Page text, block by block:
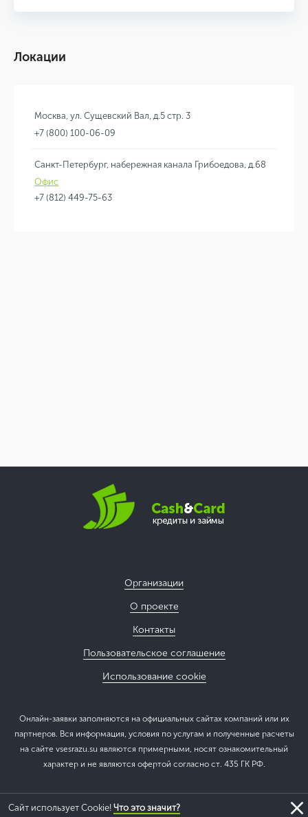
Локации
Москва, ул. Сущевский Вал, д.5 стр. 3
+7 (800) 100-06-09
Санкт-Петербург, набережная канала Грибоедова, д.68
Офис
+7 (812) 449-75-63
Организации
О проекте
Контакты
Пользовательское соглашение
Использование cookie
Онлайн-заявки заполняются на официальных сайтах компаний или их
партнеров. Вся информация, условия по услугам и полученные расчеты
на сайте vsesrazu.su являются примерными, носят ознакомительный
характер и не являются офертой согласно ст. 435 ГК РФ.
Сайт использует Cookie! Что это значит?